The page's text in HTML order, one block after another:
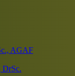
AGAF
DrSc.